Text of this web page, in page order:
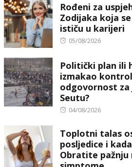
Rođeni za
Zodijaka koja
ističu u karijeri
Posted
05/08/2026
Politički plan ili
izmakao
odgovornost za
Seutu?
Posted
04/08/2026
Toplotni talas
posljedice i
Obratite pažnju